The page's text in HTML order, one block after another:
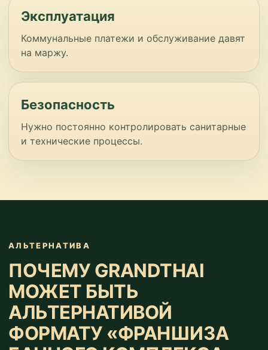
Эксплуатация
Коммунальные платежи и обслуживание давят
на маржу.
Безопасность
Нужно постоянно контролировать санитарные
и технические процессы.
АЛЬТЕРНАТИВА
ПОЧЕМУ GRANDTHAI
МОЖЕТ БЫТЬ
АЛЬТЕРНАТИВОЙ
ФОРМАТУ «ФРАНШИЗА